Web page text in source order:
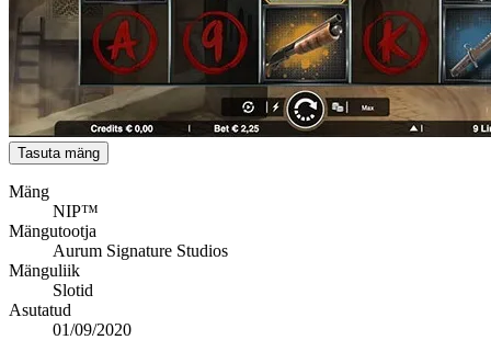
Tasuta mäng
Mäng
NIP™
Mängutootja
Aurum Signature Studios
Mänguliik
Slotid
Asutatud
01/09/2020